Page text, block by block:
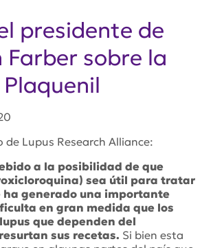
presidente de
Farber sobre la
Lupus Research Alliance:
a la posibilidad de que
sea útil para tratar
ha generado una importante
en gran medida que los
que dependen del
sus recetas. Si bien esta